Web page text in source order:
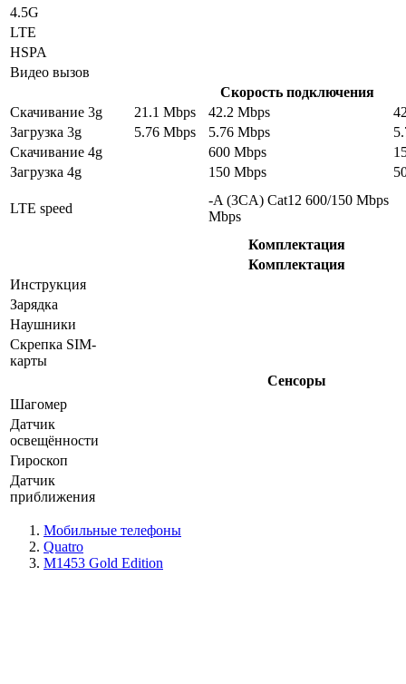
4.5G
LTE
HSPA
Видео вызов
Скорость подключения
Скачивание 3g
21.1 Mbps 42.2 Mbps
Загрузка 3g
5.76 Mbps 5.76 Mbps
Скачивание 4g
600 Mbps
Загрузка 4g
150 Mbps
LTE speed
-A (3CA) Cat12 600/150 Mbps
Mbps
Комплектация
Комплектация
Инструкция
Зарядка
Наушники
Скрепка SIM-
карты
Сенсоры
Шагомер
Датчик
освещённости
Гироскоп
Датчик
приближения
Мобильные телефоны
Quatro
M1453 Gold Edition